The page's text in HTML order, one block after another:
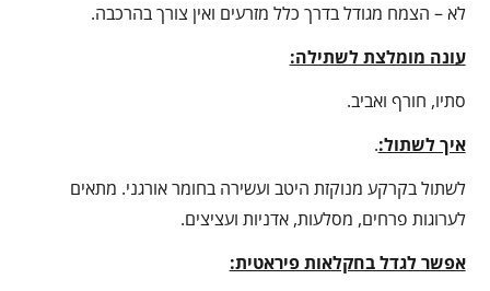
לא – הצמח מגודל בדרך כלל מזרעים ואין צורך בהרכבה.
עונה מומלצת לשתילה:
סתיו, חורף ואביב.
איך לשתול:.
לשתול בקרקע מנוקזת היטב ועשירה בחומר אורגני. מתאים
לערוגות פרחים, מסלעות, אדניות ועציצים.
אפשר לגדל בחקלאות פיראטית: